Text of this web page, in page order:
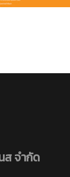
ส จำกัด